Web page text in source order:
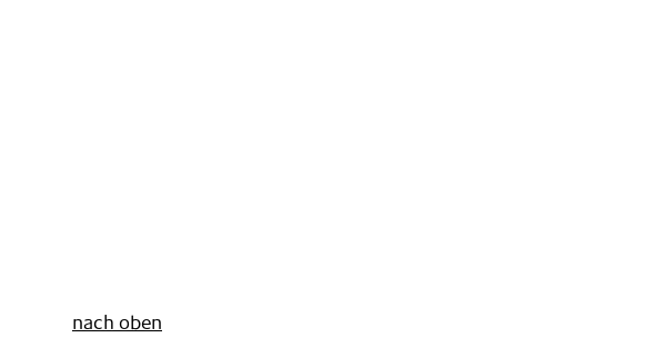
nach oben